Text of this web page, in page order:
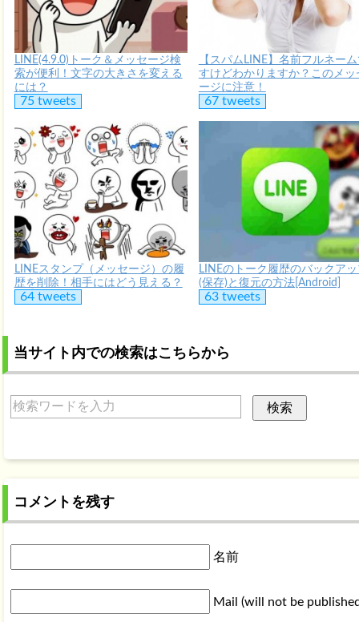
LINE(4.9.0)トーク＆メッセージ検
索が便利！文字の大きさを変える
には？
75 tweets
【スパムLINE】名前フルネー
すけどわかりますか？このメッ
ージに注意！
67 tweets
LINEスタンプ（メッセージ）の履
歴を削除！相手にはどう見える？
64 tweets
LINEのトーク履歴のバックア
(保存)と復元の方法[Android]
63 tweets
当サイト内での検索はこちらから
コメントを残す
名前
Mail (will not be